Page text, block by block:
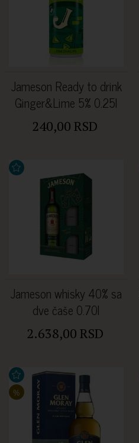
Jameson Ready to drink
Ginger&Lime 5% 0.25l
240,00 RSD
Jameson whisky 40% sa
dve čaše 0.70l
2.638,00 RSD
%